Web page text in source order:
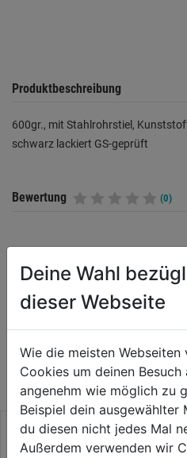
Produktbeschreibung
600gr., mit Stahlrohrstiel,
schwarz lackiert GS-geprüft
Bewertung (0)
KATEGORIE
Deine Wahl
dieser Webseite
Wie die meisten
Cookies um deinen
angenehm wie möglich zu
Beispiel dein
du diesen nicht jedes Mal
Außerdem verwenden wir